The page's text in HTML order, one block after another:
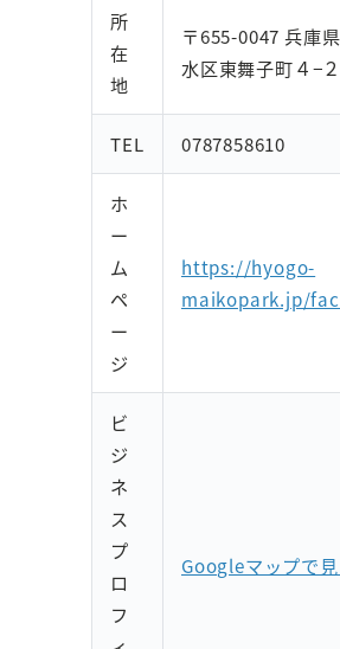
所
在
地
〒655-0047 兵庫
水区東舞子町４−
TEL 0787858610
ホ
ー
ム
ペ
ー
ジ
https://hyogo-
maikopark.jp/
ビ
ジ
ネ
ス
プ
ロ
フ
Googleマップで